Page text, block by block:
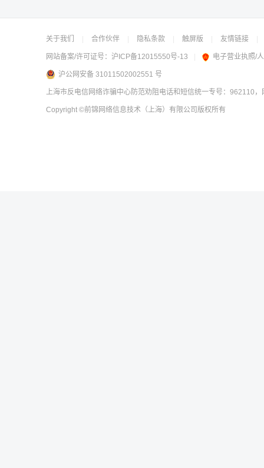
关于我们 合作伙伴 隐私条款 触屏版 友情链接
网站备案/许可证号： 沪ICP备12015550号-13 电子营业执照/
沪公网安备 31011502002551 号
上海市反电信网络诈骗中心防范劝阻电话和短信统一专号：962110
Copyright ©前锦网络信息技术（上海）有限公司 版权所有